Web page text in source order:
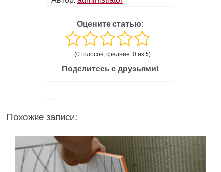
Оцените статью:
(0 голосов, среднее: 0 из 5)
Поделитесь с друзьями!
Похожие записи: